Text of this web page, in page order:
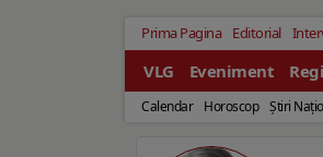
Prima Pagina Editorial
VLG Eveniment
Calendar Horoscop Ştiri